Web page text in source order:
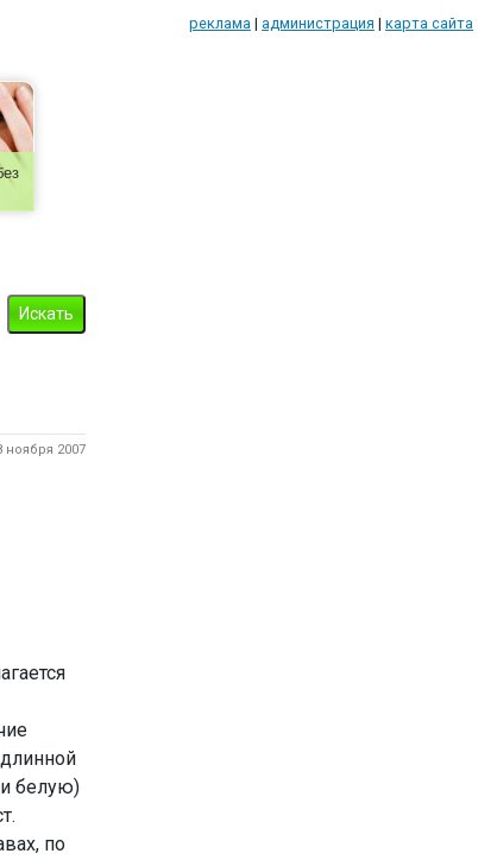
реклама | администрация | карта сайта
ноября 2007
белую)
по